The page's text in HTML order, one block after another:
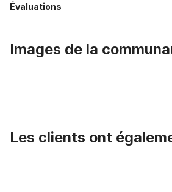
Évaluations
Images de la
Les clients ont